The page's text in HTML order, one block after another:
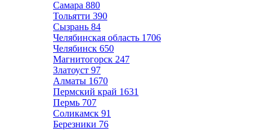
Самара 880
Тольятти 390
Сызрань 84
Челябинская область 1706
Челябинск 650
Магнитогорск 247
Златоуст 97
Алматы 1670
Пермский край 1631
Пермь 707
Соликамск 91
Березники 76